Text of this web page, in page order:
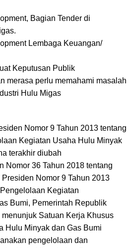
Bagian Tender di
Lembaga Keuangan/
Keputusan Publik
merasa perlu memahami masalah
Hulu Migas
Nomor 9 Tahun 2013 tentang
Kegiatan Usaha Hulu Minyak
terakhir diubah
Nomor 36 Tahun 2018 tentang
Nomor 9 Tahun 2013
Kegiatan
Bumi, Pemerintah Republik
menunjuk Satuan Kerja Khusus
Hulu Minyak dan Gas Bumi
pengelolaan dan